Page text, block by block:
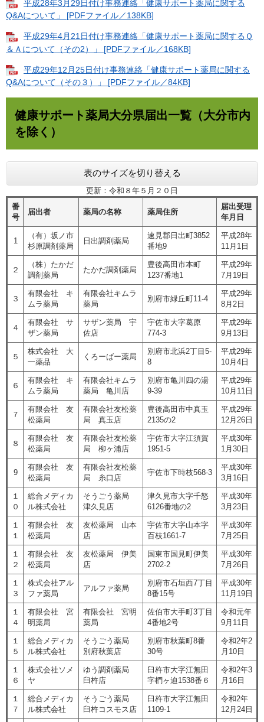
平成28年3月29日付け事務連絡「健康サポート薬局に関する
Q&Aについて」 [PDFファイル／138KB]
平成29年4月21日付け事務連絡「健康サポート薬局に関するＱ
＆Ａについて（その2）」 [PDFファイル／168KB]
平成29年12月25日付け事務連絡「健康サポート薬局に関する
Q&Aについて（その３）」 [PDFファイル／84KB]
健康サポート薬局大分県届出一覧（大分市内
を除く）
表のサイズを切り替える
更新：令和８年５月２０日
番
号
届出者 薬局の名称 薬局住所
届出受理
年月日
1
（有）坂ノ市
杉原調剤薬局
日出調剤薬局
速見郡日出町3852
番地9
平成28年
11月1日
２
（株）たかだ
調剤薬局
たかだ調剤薬局
豊後高田市本町
1237番地1
平成29年
7月19日
３
有限会社 キ
ムラ薬局
有限会社キムラ
薬局
別府市緑丘町11-4
平成29年
8月2日
４
有限会社 サ
ザン薬局
サザン薬局 宇
佐店
宇佐市大字葛原
774-3
平成29年
9月13日
５
株式会社 大
一薬品
くろーばー薬局
別府市北浜2丁目5-
8
平成29年
10月4日
６
有限会社 キ
ムラ薬局
有限会社キムラ
薬局 亀川店
別府市亀川四の湯
9-39
平成29年
10月11日
７
有限会社 友
松薬局
有限会社友松薬
局 真玉店
豊後高田市中真玉
2135の2
平成29年
12月26日
８
有限会社 友
松薬局
有限会社友松薬
局 柳ヶ浦店
宇佐市大字江須賀
1951-5
平成30年
1月30日
9
有限会社 友
松薬局
有限会社友松薬
局 糸口店
宇佐市下時枝568-3
平成30年
3月16日
１
０
総合メディカ
ル株式会社
そうごう薬局
津久見店
津久見市大字千怒
6126番地の2
平成30年
3月23日
１
１
有限会社 友
松薬局
友松薬局 山本
店
宇佐市大字山本字
百枝1661-7
平成30年
7月25日
１
２
有限会社 友
松薬局
友松薬局 伊美
店
国東市国見町伊美
2702-2
平成30年
7月26日
１
３
株式会社アル
ファ薬局
アルファ薬局
別府市石垣西7丁目
8番15号
平成30年
11月19日
１
４
有限会社 宮
明薬局
有限会社 宮明
薬局
佐伯市大手町3丁目
4番地2号
令和元年
9月11日
１
５
総合メディカ
ル株式会社
そうごう薬局
別府秋葉店
別府市秋葉町8番
30号
令和2年2
月10日
１
６
株式会社ソメ
ヤ
ゆう調剤薬局
臼杵店
臼杵市大字江無田
字椚ヶ迫1538番６
令和2年3
月16日
１
７
総合メディカ
ル株式会社
そうごう薬局
臼杵コスモス店
臼杵市大字江無田
1109-1
令和2年
12月24日